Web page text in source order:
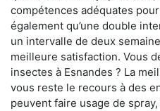
compétences adéquates
également qu’une double
un intervalle de deux
meilleure satisfaction. Vous
insectes à Esnandes ? La
vous reste le recours à des
peuvent faire usage de